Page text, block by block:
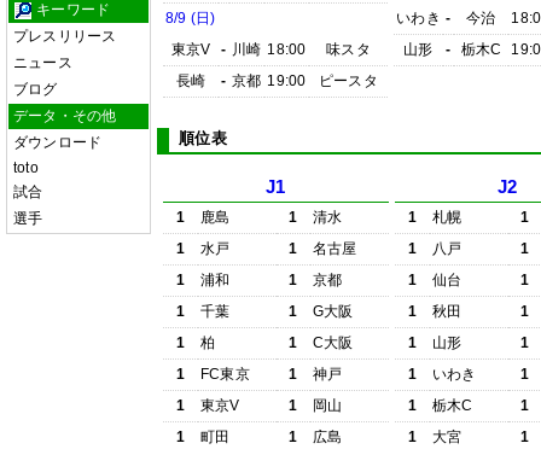
キーワード
プレスリリース
ニュース
ブログ
データ・その他
ダウンロード
toto
試合
選手
8/9 (日)
東京V
- 川崎 18:00
味スタ
長崎
- 京都 19:00 ピースタ
いわき - 今治
山形
- 栃木C
順位表
J1
1 鹿島 1
清水
1
水戸 1
名古屋
1
浦和 1
京都
1
千葉 1
G大阪
1
柏 1
C大阪
1
FC東京 1
神戸
1
東京V 1
岡山
1
町田 1
広島
J2
1 札幌
1
1
八戸
1
1
仙台
1
1
秋田
1
1
山形
1
1
いわき
1
1
栃木C
1
1
大宮
1